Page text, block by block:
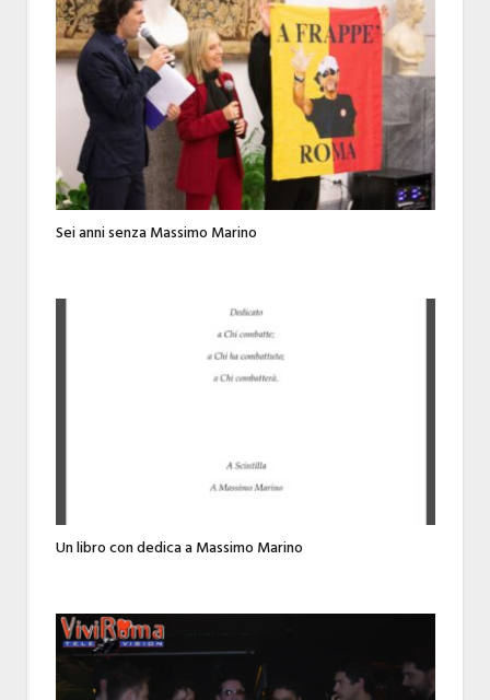
Sei anni senza Massimo Marino
Un libro con dedica a Massimo Marino